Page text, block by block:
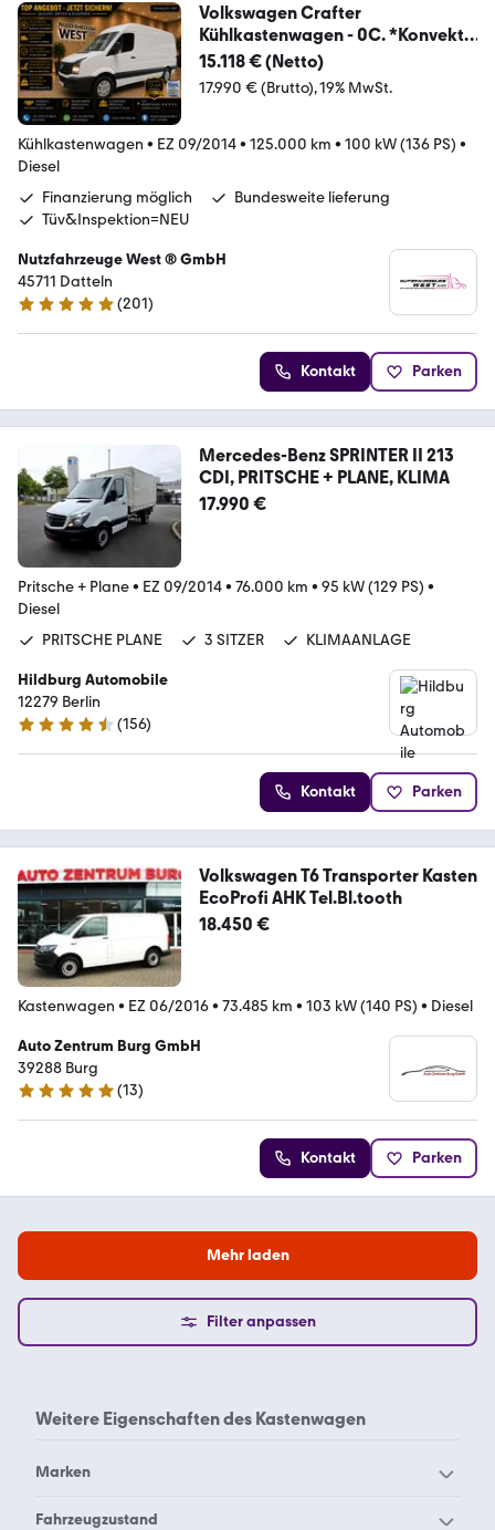
Volkswagen Crafter
Kühlkastenwagen - 0C. *Konvekta
Kühlung*
15.118 € (Netto)
17.990 € (Brutto) 19% MwSt.
Kühlkastenwagen • EZ 09/2014• 125.000 km • 100 kW (136 PS) •
Diesel
Finanzierung möglich
Bundesweite lieferung
Tüv&Inspektion=NEU
Nutzfahrzeuge West ® GmbH
45711 Datteln
4.9 Sterne
(201)
Kontakt Parken
Mercedes-Benz SPRINTER II 213
CDI, PRITSCHE + PLANE, KLIMA
17.990 €
Pritsche + Plane• EZ 09/2014• 76.000 km • 95 kW (129 PS) •
Diesel
PRITSCHE PLANE
3 SITZER KLIMAANLAGE
Hildburg Automobile
12279 Berlin
4.7 Sterne
(156)
Kontakt Parken
Volkswagen T6 Transporter Kasten
EcoProfi AHK Tel.Bl.tooth
18.450 €
Kastenwagen • EZ 06/2016• 73.485 km • 103 kW (140 PS) • Diesel
Auto Zentrum Burg GmbH
39288 Burg
5 Sterne
(13)
Kontakt Parken
Mehr laden
Filter anpassen
Weitere Eigenschaften des Kastenwagen
Marken
Citroën Kastenwagen
Fahrzeugzustand